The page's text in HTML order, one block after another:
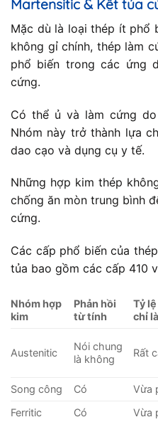
Martensitic & Kết tủa
Mặc dù là loại thép ít phổ
không gỉ chính, thép làm
phổ biến trong các ứng
cứng.
Có thể ủ và làm cứng
Nhóm này trở thành lựa
dao cạo và dụng cụ y tế.
Những hợp kim thép
chống ăn mòn trung bình
cứng.
Các cấp phổ biến của
tủa bao gồm các cấp 410
Nhóm hợp
kim
Phản hồi
từ tính
Tỷ
chỉ
Austenitic
Nói chung
là không
Rất
Song công
Có Vừa
Ferritic
Có Vừa